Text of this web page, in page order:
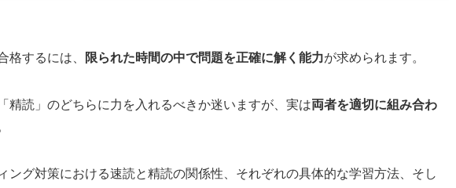
格するには、 限られた時間の中で問題を正確に解く能力が求められます。
精読」のどちらに力を入れるべきか迷いますが、実は両者を適切に組み合わ
ング対策における速読と精読の関係性、それぞれの具体的な学習方法、そし